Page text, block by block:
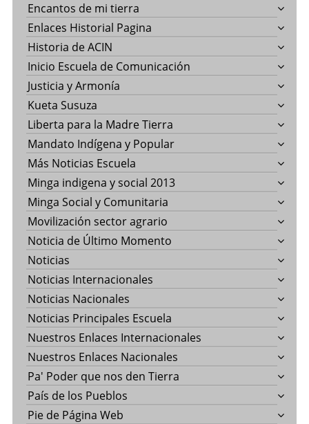
Encantos de mi tierra
Enlaces Historial Pagina
Historia de ACIN
Inicio Escuela de Comunicación
Justicia y Armonía
Kueta Susuza
Liberta para la Madre Tierra
Mandato Indígena y Popular
Más Noticias Escuela
Minga indigena y social 2013
Minga Social y Comunitaria
Movilización sector agrario
Noticia de Último Momento
Noticias
Noticias Internacionales
Noticias Nacionales
Noticias Principales Escuela
Nuestros Enlaces Internacionales
Nuestros Enlaces Nacionales
Pa' Poder que nos den Tierra
País de los Pueblos
Pie de Página Web